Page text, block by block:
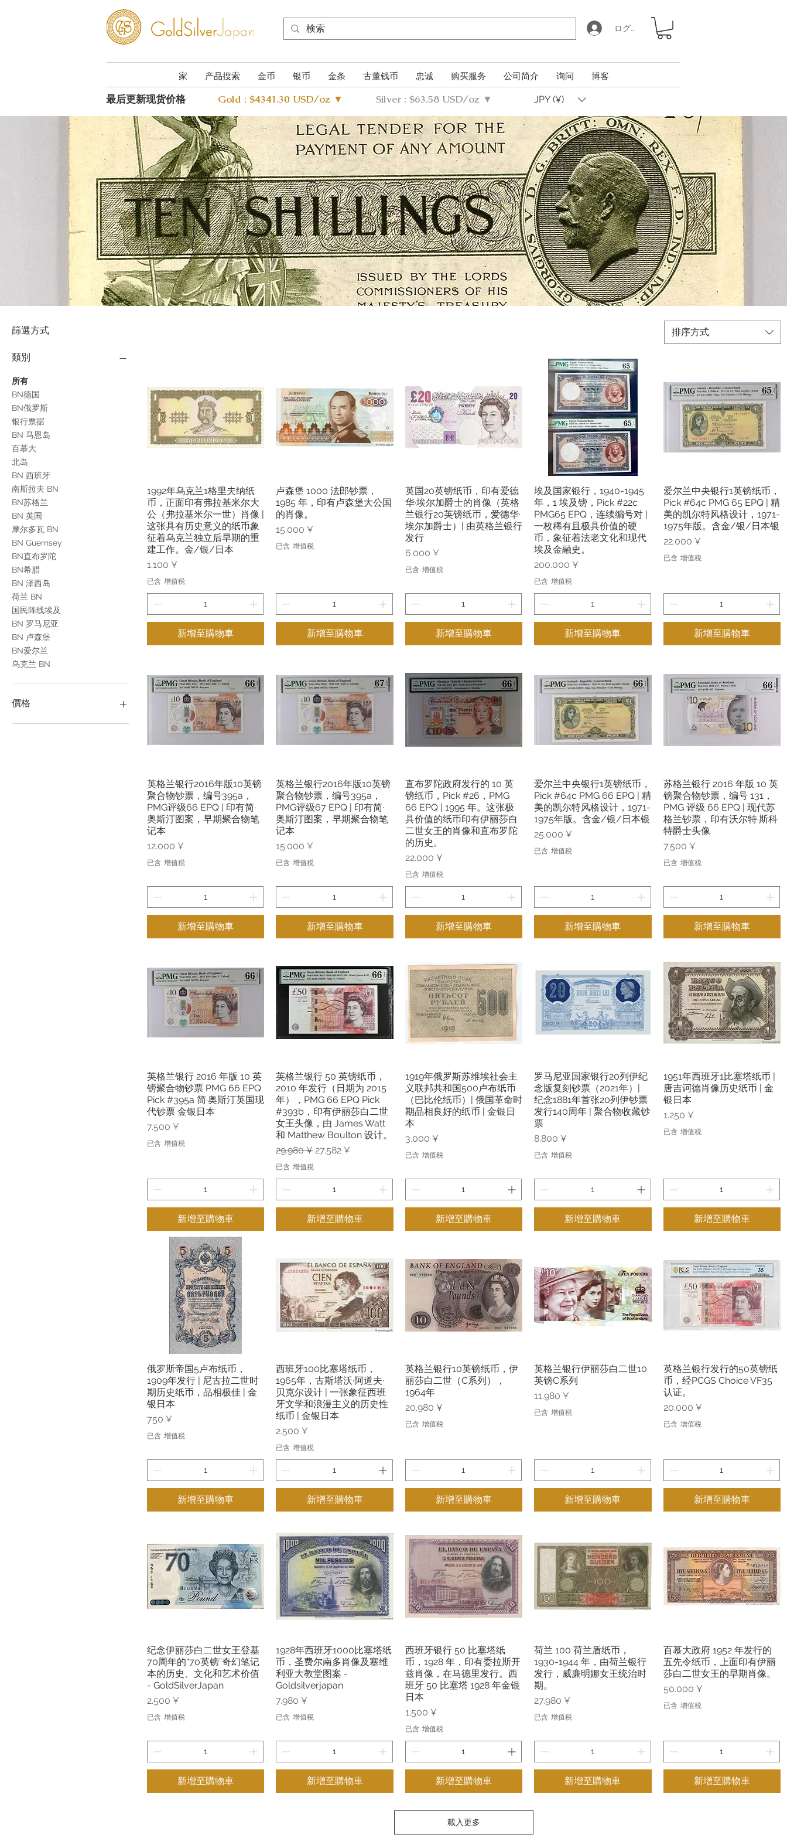
ログイン
家 产品搜索 金币 银币 金条 古董钱币 忠诚 购买服务 公司简介 询问 博客
最后更新现货价格 Gold : $4341.30 USD/oz ▼ Silver : $63.58 USD/oz ▼ JPY (¥)
篩選方式
類別
所有
BN德国
BN俄罗斯
银行票据
BN 马恩岛
百慕大
北岛
BN 西班牙
南斯拉夫 BN
BN苏格兰
BN 英国
摩尔多瓦 BN
BN Guernsey
BN直布罗陀
BN希腊
BN 泽西岛
荷兰 BN
国民阵线埃及
BN 罗马尼亚
BN 卢森堡
BN爱尔兰
乌克兰 BN
價格
排序方式
快速瀏覽
1992年乌克兰1格里夫纳纸
币，正面印有弗拉基米尔大
公（弗拉基米尔一世）肖像 |
这张具有历史意义的纸币象
征着乌克兰独立后早期的重
建工作。金/银/日本
價格
1.100 ¥
已含 增值税
新增至購物車
快速瀏覽
卢森堡 1000 法郎钞票，
1985 年，印有卢森堡大公国
的肖像。
價格
15.000 ¥
已含 增值税
新增至購物車
快速瀏覽
英国20英镑纸币，印有爱德
华·埃尔加爵士的肖像（英格
兰银行20英镑纸币，爱德华·
埃尔加爵士）| 由英格兰银行
发行
價格
6.000 ¥
已含 增值税
新增至購物車
快速瀏覽
埃及国家银行，1940-1945
年，1 埃及镑，Pick #22c
PMG65 EPQ，连续编号对 |
一枚稀有且极具价值的硬
币，象征着法老文化和现代
埃及金融史。
價格
200.000 ¥
已含 增值税
新增至購物車
快速瀏覽
爱尔兰中央银行1英镑纸币，
Pick #64c PMG 65 EPQ | 精
美的凯尔特风格设计，1971-
1975年版。含金/银/日本银
價格
22.000 ¥
已含 增值税
新增至購物車
快速瀏覽
英格兰银行2016年版10英镑
聚合物钞票，编号395a，
PMG评级66 EPQ | 印有简·
奥斯汀图案，早期聚合物笔
记本
價格
12.000 ¥
已含 增值税
新增至購物車
快速瀏覽
英格兰银行2016年版10英镑
聚合物钞票，编号395a，
PMG评级67 EPQ | 印有简·
奥斯汀图案，早期聚合物笔
记本
價格
15.000 ¥
已含 增值税
新增至購物車
快速瀏覽
直布罗陀政府发行的 10 英
镑纸币，Pick #26，PMG
66 EPQ | 1995 年。这张极
具价值的纸币印有伊丽莎白
二世女王的肖像和直布罗陀
的历史。
價格
22.000 ¥
已含 增值税
新增至購物車
快速瀏覽
爱尔兰中央银行1英镑纸币，
Pick #64c PMG 66 EPQ | 精
美的凯尔特风格设计，1971-
1975年版。含金/银/日本银
價格
25.000 ¥
已含 增值税
新增至購物車
快速瀏覽
苏格兰银行 2016 年版 10 英
镑聚合物钞票，编号 131，
PMG 评级 66 EPQ | 现代苏
格兰钞票，印有沃尔特·斯科
特爵士头像
價格
7.500 ¥
已含 增值税
新增至購物車
快速瀏覽
英格兰银行 2016 年版 10 英
镑聚合物钞票 PMG 66 EPQ
Pick #395a 简·奥斯汀英国现
代钞票 金银日本
價格
7.500 ¥
已含 增值税
新增至購物車
快速瀏覽
英格兰银行 50 英镑纸币，
2010 年发行（日期为 2015
年），PMG 66 EPQ Pick
#393b，印有伊丽莎白二世
女王头像，由 James Watt
和 Matthew Boulton 设计。
一般價格
29.980 ¥ 促銷價格
27.582 ¥
已含 增值税
新增至購物車
快速瀏覽
1919年俄罗斯苏维埃社会主
义联邦共和国500卢布纸币
（巴比伦纸币）| 俄国革命时
期品相良好的纸币 | 金银日
本
價格
3.000 ¥
已含 增值税
新增至購物車
快速瀏覽
罗马尼亚国家银行20列伊纪
念版复刻钞票（2021年）|
纪念1881年首张20列伊钞票
发行140周年 | 聚合物收藏钞
票
價格
8.800 ¥
已含 增值税
新增至購物車
快速瀏覽
1951年西班牙1比塞塔纸币 |
唐吉诃德肖像历史纸币 | 金
银日本
價格
1.250 ¥
已含 增值税
新增至購物車
快速瀏覽
俄罗斯帝国5卢布纸币，
1909年发行 | 尼古拉二世时
期历史纸币，品相极佳 | 金
银日本
價格
750 ¥
已含 增值税
新增至購物車
快速瀏覽
西班牙100比塞塔纸币，
1965年，古斯塔沃·阿道夫·
贝克尔设计 | 一张象征西班
牙文学和浪漫主义的历史性
纸币 | 金银日本
價格
2.500 ¥
已含 增值税
新增至購物車
快速瀏覽
英格兰银行10英镑纸币，伊
丽莎白二世（C系列），
1964年
價格
20.980 ¥
已含 增值税
新增至購物車
快速瀏覽
英格兰银行伊丽莎白二世10
英镑C系列
價格
11.980 ¥
已含 增值税
新增至購物車
快速瀏覽
英格兰银行发行的50英镑纸
币，经PCGS Choice VF35
认证。
價格
20.000 ¥
已含 增值税
新增至購物車
快速瀏覽
纪念伊丽莎白二世女王登基
70周年的“70英镑”奇幻笔记
本的历史、文化和艺术价值
- GoldSilverJapan
價格
2.500 ¥
已含 增值税
新增至購物車
快速瀏覽
1928年西班牙1000比塞塔纸
币，圣费尔南多肖像及塞维
利亚大教堂图案 -
Goldsilverjapan
價格
7.980 ¥
已含 增值税
新增至購物車
快速瀏覽
西班牙银行 50 比塞塔纸
币，1928 年，印有委拉斯开
兹肖像，在马德里发行。西
班牙 50 比塞塔 1928 年金银
日本
價格
1.500 ¥
已含 增值税
新增至購物車
快速瀏覽
荷兰 100 荷兰盾纸币，
1930-1944 年，由荷兰银行
发行，威廉明娜女王统治时
期。
價格
27.980 ¥
已含 增值税
新增至購物車
快速瀏覽
百慕大政府 1952 年发行的
五先令纸币，上面印有伊丽
莎白二世女王的早期肖像。
價格
50.000 ¥
已含 增值税
新增至購物車
載入更多